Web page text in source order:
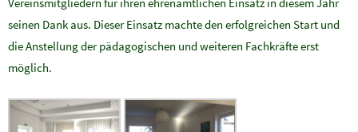
seinen Dank aus. Dieser Einsatz machte den erfolgreichen Start und
die Anstellung der pädagogischen und weiteren Fachkräfte erst
möglich.